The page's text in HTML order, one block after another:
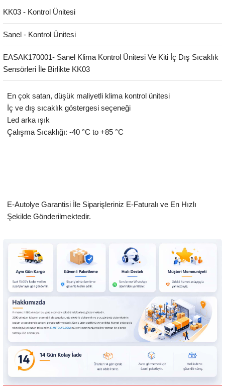
KK03 - Kontrol Ünitesi
Sanel - Kontrol Ünitesi
EASAK170001- Sanel Klima Kontrol Ünitesi Ve Kiti İç Dış Sıcaklık
Sensörleri İle Birlikte KK03
En çok satan, düşük maliyetli klima kontrol ünitesi
İç ve dış sıcaklık göstergesi seçeneği
Led arka ışık
Çalışma Sıcaklığı: -40 °C to +85 °C
E-Autolye Garantisi İle Siparişleriniz E-Faturalı ve En Hızlı
Şekilde Gönderilmektedir.